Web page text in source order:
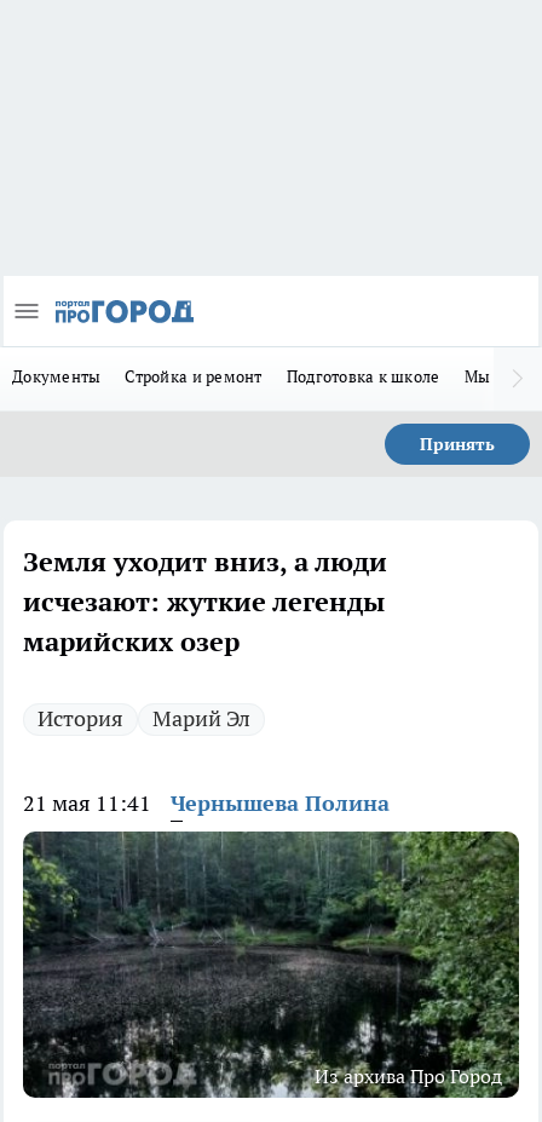
Документы Стройка и ремонт Подготовка к школе Мы в MAX
Принять
Земля уходит вниз, а люди
исчезают: жуткие легенды
марийских озер
История Марий Эл
21 мая 11:41 Чернышева Полина
Из архива Про Город